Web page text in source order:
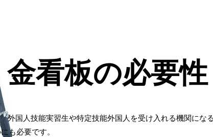
​金看板の必要性
国人技能実習生や特定技能外国人を受け入れる機関にな
も必要です。